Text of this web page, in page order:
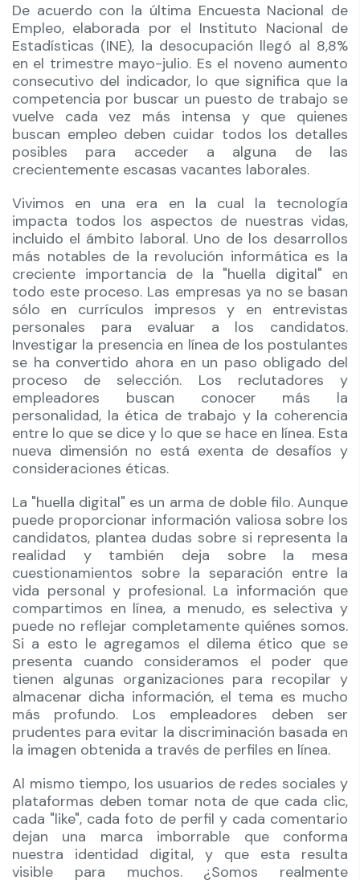
De acuerdo con la última Encuesta Nacional de
Empleo, elaborada por el Instituto Nacional de
Estadísticas (INE), la desocupación llegó al 8,8%
en el trimestre mayo-julio. Es el noveno aumento
consecutivo del indicador, lo que significa que la
competencia por buscar un puesto de trabajo se
vuelve cada vez más intensa y que quienes
buscan empleo deben cuidar todos los detalles
posibles para acceder a alguna de las
crecientemente escasas vacantes laborales.
Vivimos en una era en la cual la tecnología
impacta todos los aspectos de nuestras vidas,
incluido el ámbito laboral. Uno de los desarrollos
más notables de la revolución informática es la
creciente importancia de la "huella digital" en
todo este proceso. Las empresas ya no se basan
sólo en currículos impresos y en entrevistas
personales para evaluar a los candidatos.
Investigar la presencia en línea de los postulantes
se ha convertido ahora en un paso obligado del
proceso de selección. Los reclutadores y
empleadores buscan conocer más la
personalidad, la ética de trabajo y la coherencia
entre lo que se dice y lo que se hace en línea. Esta
nueva dimensión no está exenta de desafíos y
consideraciones éticas.
La "huella digital" es un arma de doble filo. Aunque
puede proporcionar información valiosa sobre los
candidatos, plantea dudas sobre si representa la
realidad y también deja sobre la mesa
cuestionamientos sobre la separación entre la
vida personal y profesional. La información que
compartimos en línea, a menudo, es selectiva y
puede no reflejar completamente quiénes somos.
Si a esto le agregamos el dilema ético que se
presenta cuando consideramos el poder que
tienen algunas organizaciones para recopilar y
almacenar dicha información, el tema es mucho
más profundo. Los empleadores deben ser
prudentes para evitar la discriminación basada en
la imagen obtenida a través de perfiles en línea.
Al mismo tiempo, los usuarios de redes sociales y
plataformas deben tomar nota de que cada clic,
cada "like", cada foto de perfil y cada comentario
dejan una marca imborrable que conforma
nuestra identidad digital, y que esta resulta
visible para muchos. ¿Somos realmente